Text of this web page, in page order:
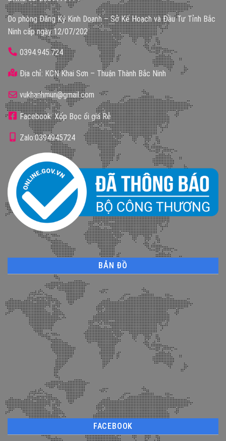
Do phòng Đăng Ký Kinh Doanh – Sở Kế Hoạch và Đầu Tư Tỉnh Bắc
Ninh cấp ngày 12/07/202
0394.945.724
Địa chỉ: KCN Khai Sơn – Thuận Thành Bắc Ninh
vukhanhmun@gmail.com
Facebook: Xốp Bọc ổi giá Rẻ
Zalo:0394945724
BẢN ĐỒ
FACEBOOK